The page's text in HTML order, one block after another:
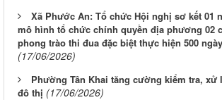
Xã Phước An: Tổ chức Hội nghị sơ kết 01
mô hình tổ chức chính quyền địa phương 02
phong trào thi đua đặc biệt thực hiện 500
(17/06/2026)
Phường Tân Khai tăng cường kiểm tra, xử
đô thị (17/06/2026)